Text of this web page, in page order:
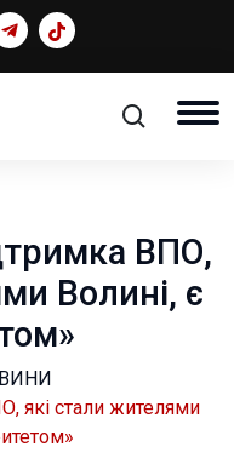
ВПО,
Волині, є
які стали жителями